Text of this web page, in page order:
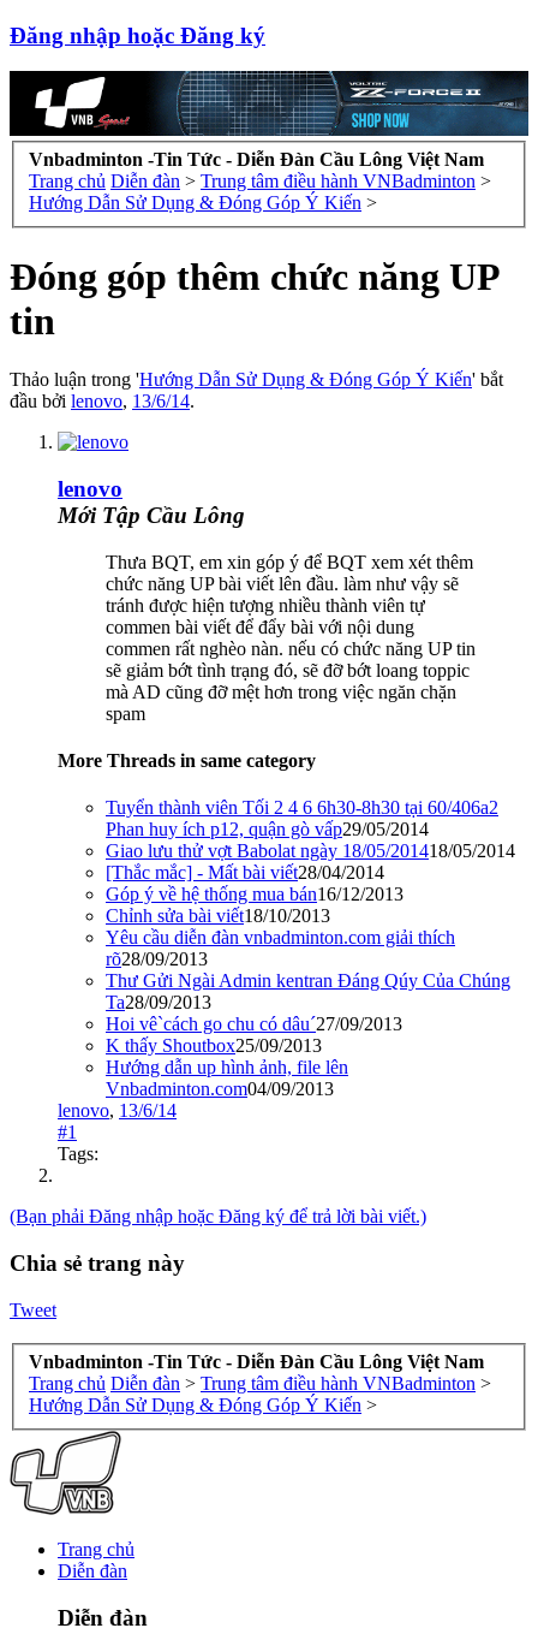
Đăng nhập hoặc Đăng ký
Vnbadminton -Tin Tức - Diễn Đàn Cầu Lông Việt Nam
Trang chủ Diễn đàn > Trung tâm điều hành VNBadminton >
Hướng Dẫn Sử Dụng & Đóng Góp Ý Kiến >
Đóng góp thêm chức năng UP
tin
Thảo luận trong 'Hướng Dẫn Sử Dụng & Đóng Góp Ý Kiến' bắt
đầu bởi lenovo, 13/6/14.
lenovo
Mới Tập Cầu Lông
Thưa BQT, em xin góp ý để BQT xem xét thêm
chức năng UP bài viết lên đầu. làm như vậy sẽ
tránh được hiện tượng nhiều thành viên tự
commen bài viết để đẩy bài với nội dung
commen rất nghèo nàn. nếu có chức năng UP tin
sẽ giảm bớt tình trạng đó, sẽ đỡ bớt loang toppic
mà AD cũng đỡ mệt hơn trong việc ngăn chặn
spam
More Threads in same category
Tuyển thành viên Tối 2 4 6 6h30-8h30 tại 60/406a2
Phan huy ích p12, quận gò vấp29/05/2014
Giao lưu thử vợt Babolat ngày 18/05/201418/05/2014
[Thắc mắc] - Mất bài viết28/04/2014
Góp ý về hệ thống mua bán16/12/2013
Chỉnh sửa bài viết18/10/2013
Yêu cầu diễn đàn vnbadminton.com giải thích
rõ28/09/2013
Thư Gửi Ngài Admin kentran Đáng Qúy Của Chúng
Ta28/09/2013
Hoi vê`cách go chu có dâu´27/09/2013
K thấy Shoutbox25/09/2013
Hướng dẫn up hình ảnh, file lên
Vnbadminton.com04/09/2013
lenovo, 13/6/14
#1
Tags:
(Bạn phải Đăng nhập hoặc Đăng ký để trả lời bài viết.)
Chia sẻ trang này
Tweet
Vnbadminton -Tin Tức - Diễn Đàn Cầu Lông Việt Nam
Trang chủ Diễn đàn > Trung tâm điều hành VNBadminton >
Hướng Dẫn Sử Dụng & Đóng Góp Ý Kiến >
Trang chủ
Diễn đàn
Diễn đàn